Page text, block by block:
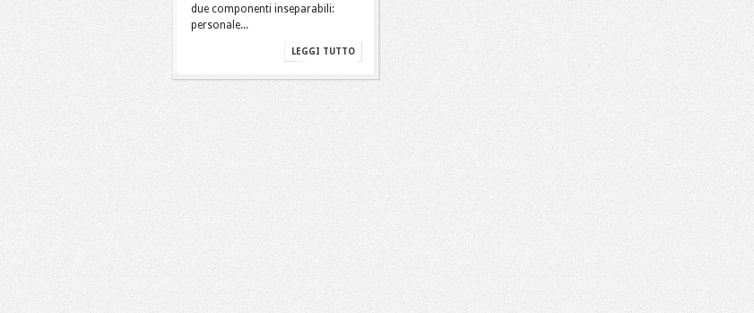
due componenti inseparabili:
personale...
LEGGI TUTTO